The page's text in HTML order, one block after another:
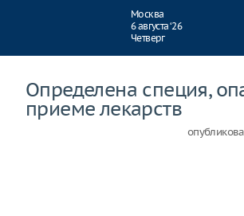
Москва
6 августа ‘26
Четверг
Определена специя,
приеме лекарств